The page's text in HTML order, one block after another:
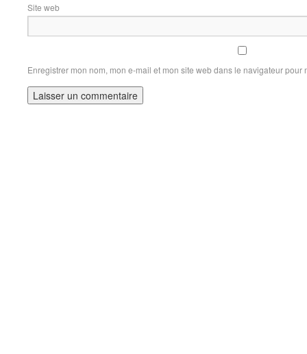
Site web
Enregistrer mon nom, mon e-mail et mon site web dans le navigateur pour